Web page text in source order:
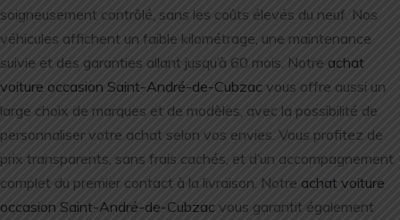
soigneusement contrôlé, sans les coûts élevés du neuf. Nos
véhicules affichent un faible kilométrage, une maintenance
suivie et des garanties allant jusqu’à 60 mois. Notre achat
voiture occasion Saint-André-de-Cubzac vous offre aussi un
large choix de marques et de modèles, avec la possibilité de
personnaliser votre achat selon vos envies. Vous profitez de
prix transparents, sans frais cachés, et d’un accompagnement
complet du premier contact à la livraison. Notre achat voiture
occasion Saint-André-de-Cubzac vous garantit également